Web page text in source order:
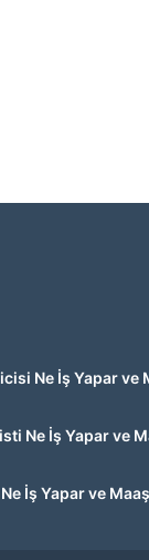
Ne İş Yapar ve
Ne İş Yapar ve
İş Yapar ve